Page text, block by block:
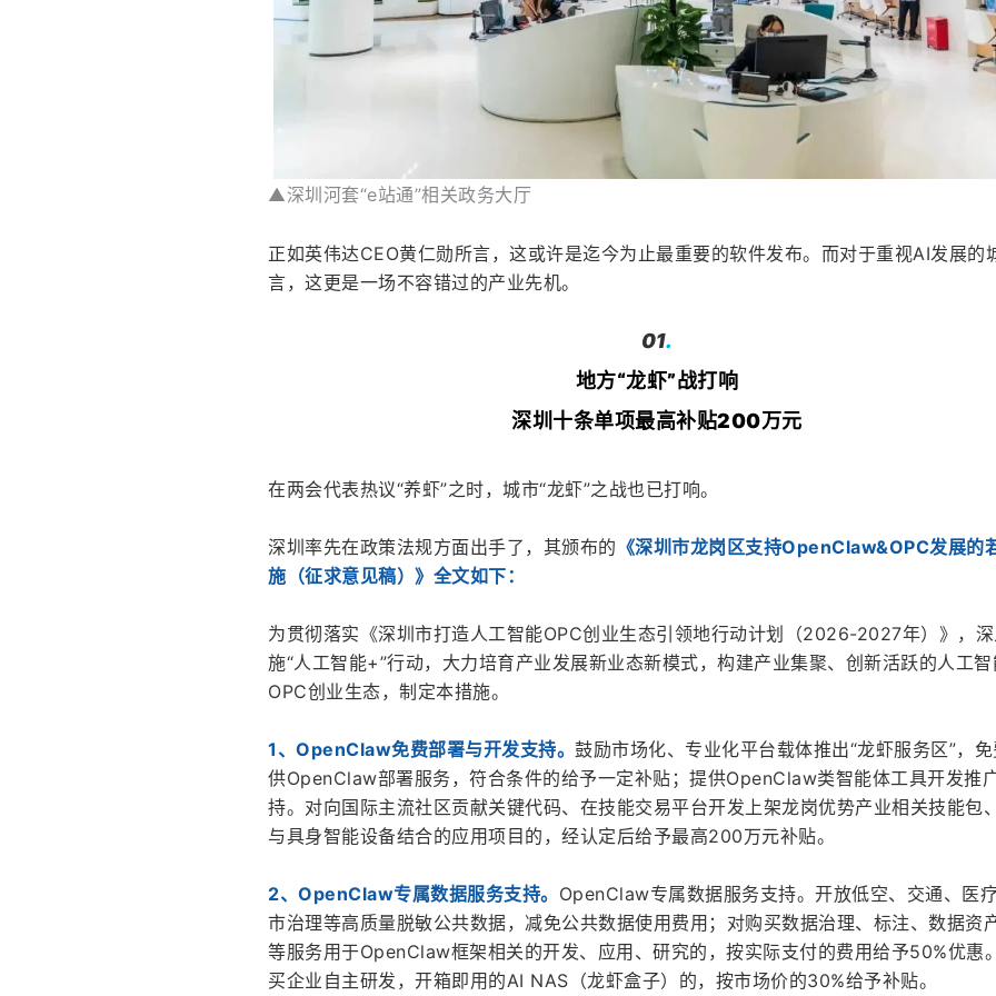
▲深圳河套“e站通”相关政务大厅
正如英伟达CEO黄仁勋所言，这或许是迄今为止最重要的软件发布。而对于重视AI发展的
言，这更是一场不容错过的产业先机。
01.
地方“龙虾”战打响
深圳十条单项最高补贴200万元
在两会代表热议“养虾”之时，城市“龙虾”之战也已打响。
深圳率先在政策法规方面出手了，其颁布的 《深圳市龙岗区支持OpenClaw&OPC发展的
施（征求意见稿）》全文如下：
为贯彻落实《深圳市打造人工智能OPC创业生态引领地行动计划（2026-2027年）》，
施“人工智能+”行动，大力培育产业发展新业态新模式，构建产业集聚、创新活跃的人工智
OPC创业生态，制定本措施。
1、OpenClaw免费部署与开发支持。 鼓励市场化、专业化平台载体推出“龙虾服务区”，
供OpenClaw部署服务，符合条件的给予一定补贴；提供OpenClaw类智能体工具开发推
持。对向国际主流社区贡献关键代码、在技能交易平台开发上架龙岗优势产业相关技能包
与具身智能设备结合的应用项目的，经认定后给予最高200万元补贴。
2、OpenClaw专属数据服务支持。 OpenClaw专属数据服务支持。开放低空、交通、医
市治理等高质量脱敏公共数据，减免公共数据使用费用；对购买数据治理、标注、数据资
等服务用于OpenClaw框架相关的开发、应用、研究的，按实际支付的费用给予50%优惠
买企业自主研发，开箱即用的AI NAS（龙虾盒子）的，按市场价的30%给予补贴。